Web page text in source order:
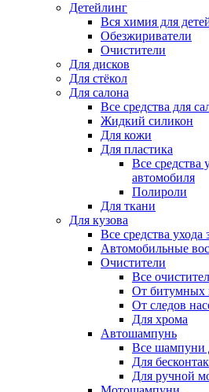
Детейлинг
Вся химия для
Обезжириватели
Очистители
Для дисков
Для стёкол
Для салона
Все средства для
Жидкий силикон
Для кожи
Для пластика
Все средства
автомобиля
Полироли
Для ткани
Для кузова
Все средства ухода
Автомобильные
Очистители
Все
От битумных
От следов
Для хрома
Автошампунь
Все шампуни
Для
Для ручной